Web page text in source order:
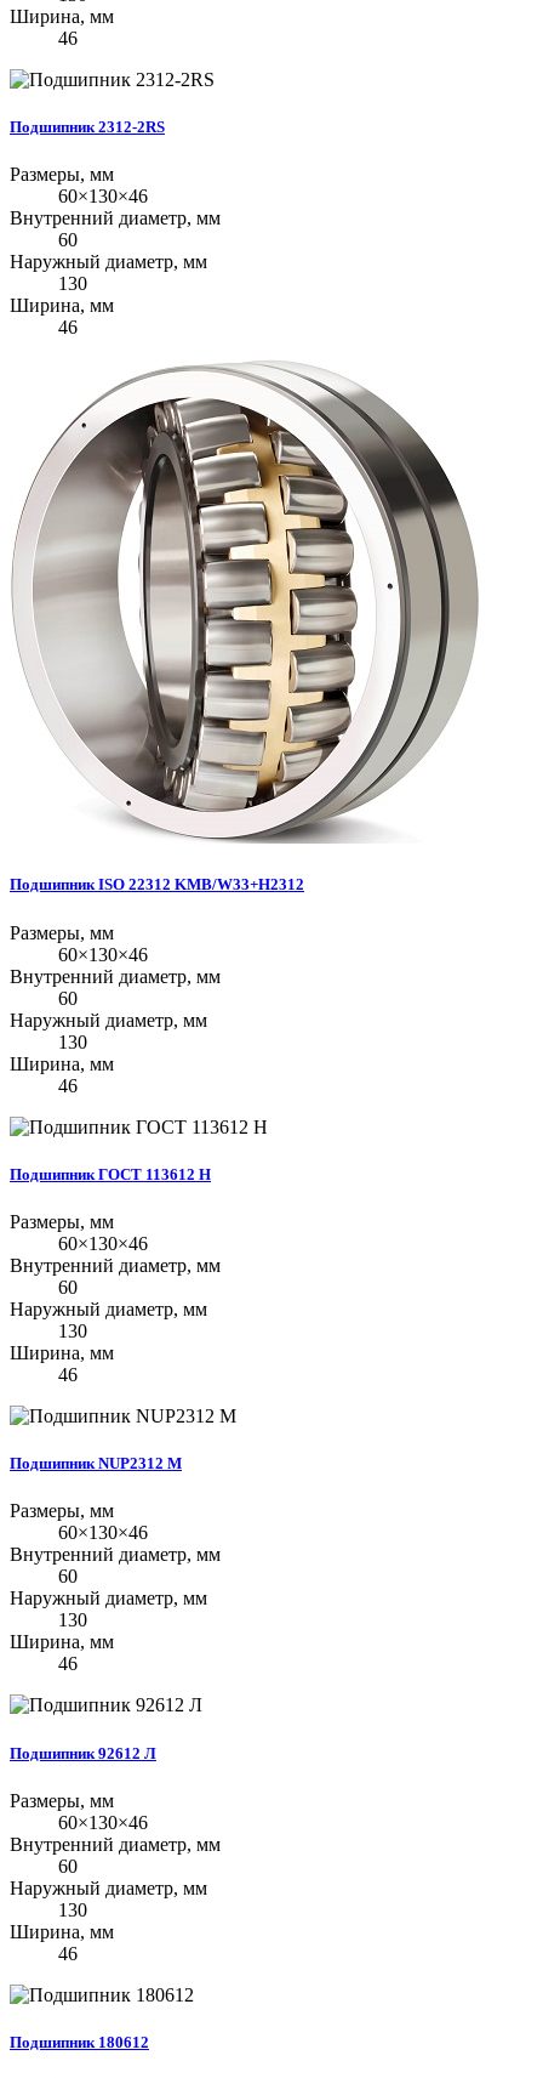
Ширина, мм
46
Подшипник 2312-2RS
Размеры, мм
60×130×46
Внутренний диаметр, мм
60
Наружный диаметр, мм
130
Ширина, мм
46
Подшипник ISO 22312 KMB/W33+H2312
Размеры, мм
60×130×46
Внутренний диаметр, мм
60
Наружный диаметр, мм
130
Ширина, мм
46
Подшипник ГОСТ 113612 Н
Размеры, мм
60×130×46
Внутренний диаметр, мм
60
Наружный диаметр, мм
130
Ширина, мм
46
Подшипник NUP2312 M
Размеры, мм
60×130×46
Внутренний диаметр, мм
60
Наружный диаметр, мм
130
Ширина, мм
46
Подшипник 92612 Л
Размеры, мм
60×130×46
Внутренний диаметр, мм
60
Наружный диаметр, мм
130
Ширина, мм
46
Подшипник 180612